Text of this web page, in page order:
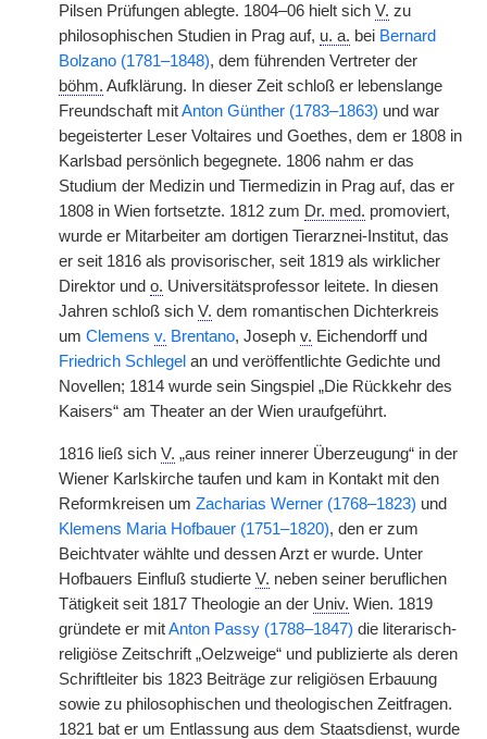
Pilsen Prüfungen ablegte. 1804–06 hielt sich V. zu
philosophischen Studien in Prag auf, u. a. bei Bernard
Bolzano (1781–1848), dem führenden Vertreter der
böhm. Aufklärung. In dieser Zeit schloß er lebenslange
Freundschaft mitAnton Günther (1783–1863) und war
begeisterter Leser Voltaires und Goethes, dem er 1808 in
Karlsbad persönlich begegnete. 1806 nahm er das
Studium der Medizin und Tiermedizin in Prag auf, das er
1808 in Wien fortsetzte. 1812 zum Dr. med. promoviert,
wurde er Mitarbeiter am dortigen Tierarznei-Institut, das
er seit 1816 als provisorischer, seit 1819 als wirklicher
Direktor und o. Universitätsprofessor leitete. In diesen
Jahren schloß sich V. dem romantischen Dichterkreis
um Clemens v. Brentano, Joseph v. Eichendorff und
Friedrich Schlegel an und veröffentlichte Gedichte und
Novellen; 1814 wurde sein Singspiel „Die Rückkehr des
Kaisers“ am Theater an der Wien uraufgeführt.
1816 ließ sich V. „aus reiner innerer Überzeugung“ in der
Wiener Karlskirche taufen und kam in Kontakt mit den
Reformkreisen um Zacharias Werner (1768–1823) und
Klemens Maria Hofbauer (1751–1820), den er zum
Beichtvater wählte und dessen Arzt er wurde. Unter
Hofbauers Einfluß studierte V. neben seiner beruflichen
Tätigkeit seit 1817 Theologie an der Univ. Wien. 1819
gründete er mitAnton Passy (1788–1847) die literarisch-
religiöse Zeitschrift „Oelzweige“ und publizierte als deren
Schriftleiter bis 1823 Beiträge zur religiösen Erbauung
sowie zu philosophischen und theologischen Zeitfragen.
1821 bat er um Entlassung aus dem Staatsdienst, wurde